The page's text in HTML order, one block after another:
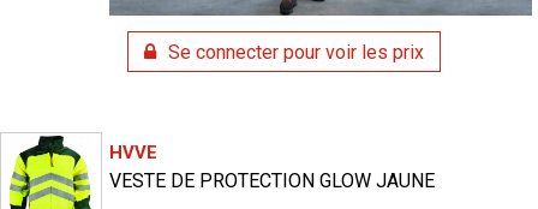
Se connecter pour voir les prix
HVVE
VESTE DE PROTECTION GLOW JAUNE